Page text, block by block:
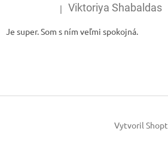
Hodnotenie produktu je 5 z 5
| Viktoriya Shabaldas
Je super. Som s ním veľmi spokojná.
Vytvoril